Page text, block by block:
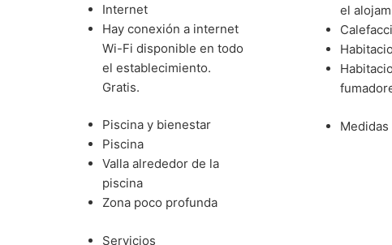
Internet
Hay conexión a internet
Wi-Fi disponible en todo
el establecimiento.
Gratis.
Piscina y bienestar
Piscina
Valla alrededor de la
piscina
Zona poco profunda
Servicios
el